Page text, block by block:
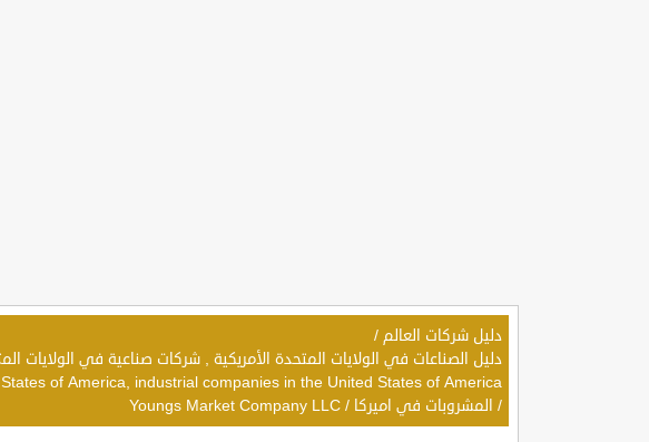
دليل شركات العالم /
States of America, industrial companies in the United States of America
/ المشروبات في اميركا /
Youngs Market Company LLC